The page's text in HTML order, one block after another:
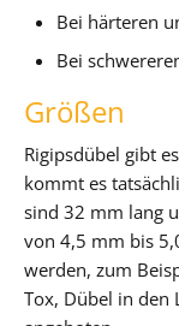
Bei härteren
Bei
Größen
Rigipsdübel gibt
kommt es
sind 32 mm lang
von 4,5 mm bis
werden, zum
Tox, Dübel in den